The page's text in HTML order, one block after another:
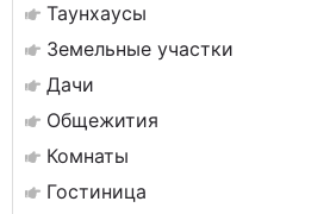
Таунхаусы
Земельные участки
Дачи
Общежития
Комнаты
Гостиница